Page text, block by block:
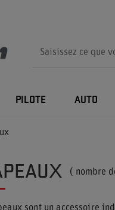
PILOTE AUTO
( nombre